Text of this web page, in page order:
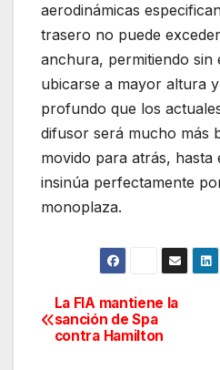
aerodinámicas
trasero no puede
anchura, permitiendo sin
ubicarse a mayor altura
profundo que los
difusor será mucho más
movido para atrás, hasta
insinúa perfectamente
monoplaza.
Navegación
de
La FIA mantiene la
sanción de Spa
contra Hamilton